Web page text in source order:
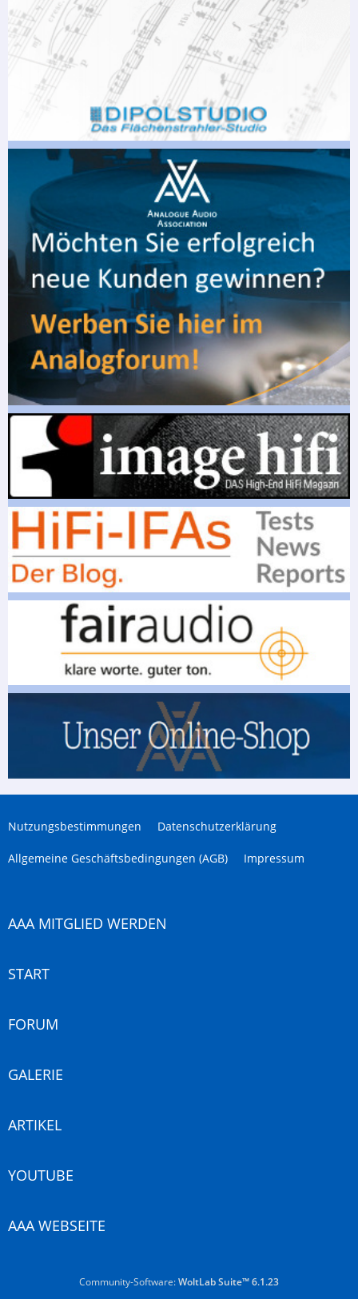
Nutzungsbestimmungen Datenschutzerklärung
Allgemeine Geschäftsbedingungen (AGB) Impressum
AAA MITGLIED WERDEN
START
FORUM
GALERIE
ARTIKEL
YOUTUBE
AAA WEBSEITE
Community-Software:WoltLab Suite™ 6.1.23